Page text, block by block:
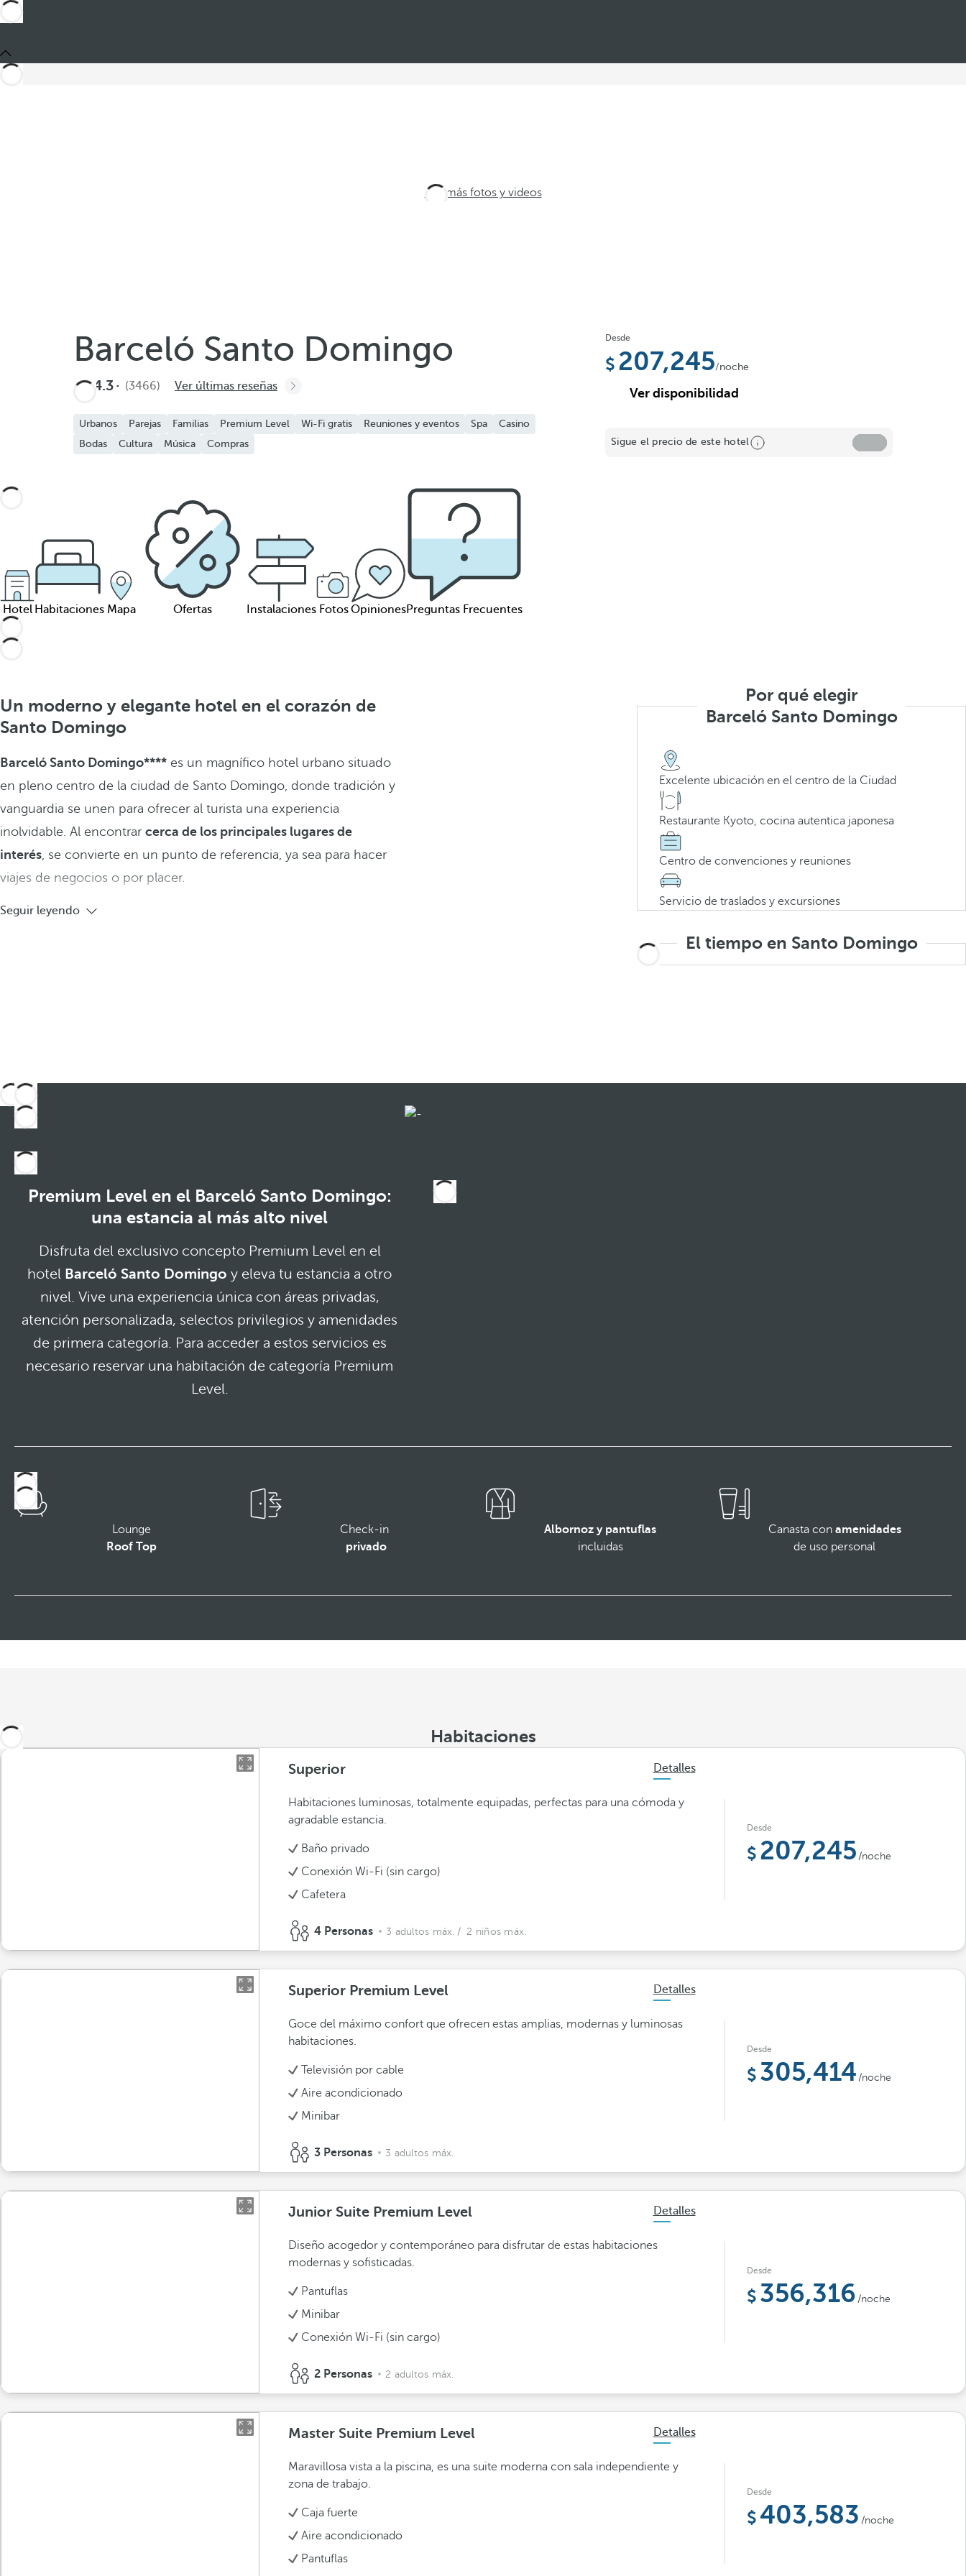
Ver más fotos y videos
Desde
207,245/noche
Ver disponibilidad
Sigue el precio de este hotel
Barceló Santo Domingo
4.3 (3466) Ver últimas reseñas
Urbanos Parejas Familias Premium Level Wi-Fi gratis Reuniones y eventos Spa
Casino
Bodas
Cultura Música Compras
Hotel Habitaciones Mapa Ofertas Instalaciones FotosOpinionesPreguntas Frecuentes
Un moderno y elegante hotel en el corazón de
Santo Domingo
Barceló Santo Domingo**** es un magnífico hotel urbano situado
en pleno centro de la ciudad de Santo Domingo, donde tradición y
vanguardia se unen para ofrecer al turista una experiencia
inolvidable. Al encontrar cerca de los principales lugares de
interés, se convierte en un punto de referencia, ya sea para hacer
viajes de negocios o por placer.
Seguir leyendo
Por qué elegir
Barceló Santo Domingo
Excelente ubicación en el centro de la Ciudad
Restaurante Kyoto, cocina autentica japonesa
Centro de convenciones y reuniones
Servicio de traslados y excursiones
El tiempo en Santo Domingo
Premium Level en el Barceló Santo Domingo:
una estancia al más alto nivel
Disfruta del exclusivo concepto Premium Level en el
hotel Barceló Santo Domingo y eleva tu estancia a otro
nivel. Vive una experiencia única con áreas privadas,
atención personalizada, selectos privilegios y amenidades
de primera categoría. Para acceder a estos servicios es
necesario reservar una habitación de categoría Premium
Level.
Lounge
Roof Top
Check-in
privado
Albornoz y pantuflas
incluidas
Canasta con amenidades
de uso personal
Habitaciones
Superior Detalles
Habitaciones luminosas, totalmente equipadas, perfectas para una cómoda y
agradable estancia.
Baño privado
Conexión Wi-Fi (sin cargo)
Cafetera
4 Personas 3 adultos máx. / 2 niños máx.
Desde
207,245 /noche
Superior Premium Level Detalles
Goce del máximo confort que ofrecen estas amplias, modernas y luminosas
habitaciones.
Televisión por cable
Aire acondicionado
Minibar
3 Personas 3 adultos máx.
Desde
305,414 /noche
Junior Suite Premium Level Detalles
Diseño acogedor y contemporáneo para disfrutar de estas habitaciones
modernas y sofisticadas.
Pantuflas
Minibar
Conexión Wi-Fi (sin cargo)
2 Personas 2 adultos máx.
Desde
356,316 /noche
Master Suite Premium Level Detalles
Maravillosa vista a la piscina, es una suite moderna con sala independiente y
zona de trabajo.
Caja fuerte
Aire acondicionado
Pantuflas
Desde
403,583 /noche